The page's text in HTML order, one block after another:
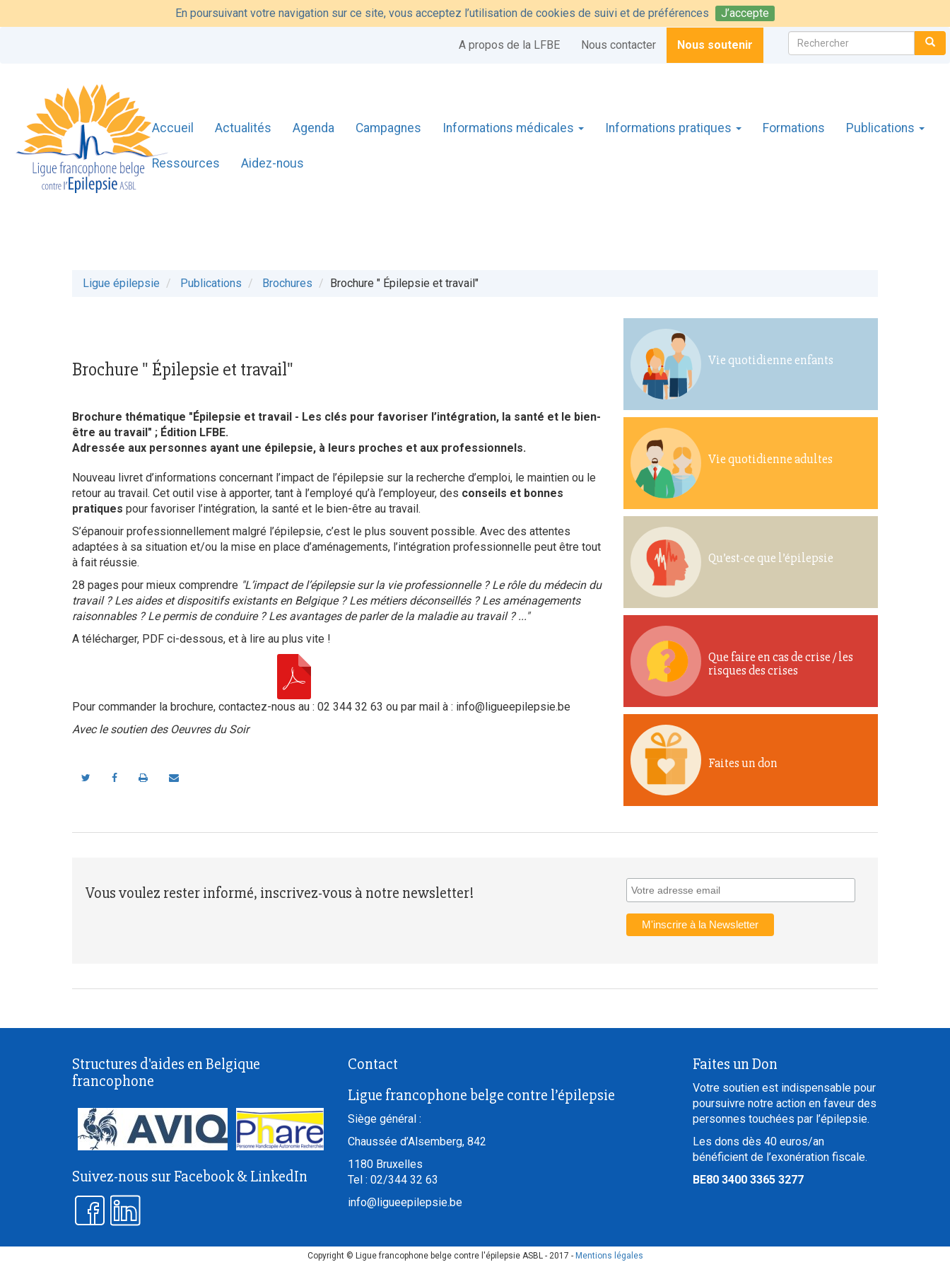
En poursuivant votre navigation sur ce site, vous acceptez l’utilisation de cookies de suivi et de préférences
J’accepte
Rechercher :
A propos de la LFBE Nous contacter Nous soutenir
Accueil Actualités Agenda Campagnes Informations médicales Informations pratiques Formations Publications
Ressources Aidez-nous
Ligue épilepsie Publications Brochures Brochure " Épilepsie et travail"
Brochure " Épilepsie et travail"
Brochure thématique "Épilepsie et travail - Les clés pour favoriser l’intégration, la santé et le bien-
être au travail" ; Édition LFBE.
Adressée aux personnes ayant une épilepsie, à leurs proches et aux professionnels.
Nouveau livret d’informations concernant l’impact de l’épilepsie sur la recherche d’emploi, le maintien ou le
retour au travail. Cet outil vise à apporter, tant à l’employé qu’à l’employeur, des conseils et bonnes
pratiques pour favoriser l’intégration, la santé et le bien-être au travail.
S’épanouir professionnellement malgré l’épilepsie, c’est le plus souvent possible. Avec des attentes
adaptées à sa situation et/ou la mise en place d’aménagements, l’intégration professionnelle peut être tout
à fait réussie.
28 pages pour mieux comprendre "L’impact de l’épilepsie sur la vie professionnelle ? Le rôle du médecin du
travail ? Les aides et dispositifs existants en Belgique ? Les métiers déconseillés ? Les aménagements
raisonnables ? Le permis de conduire ? Les avantages de parler de la maladie au travail ? ..."
A télécharger, PDF ci-dessous, et à lire au plus vite !
Pour commander la brochure, contactez-nous au : 02 344 32 63 ou par mail à : info@ligueepilepsie.be
Avec le soutien des Oeuvres du Soir
Vie quotidienne enfants
Vie quotidienne adultes
Qu’est-ce que l’épilepsie
Que faire en cas de crise / les
risques des crises
Faites un don
Vous voulez rester informé, inscrivez-vous à notre newsletter!
Structures d'aides en Belgique
francophone
Suivez-nous sur Facebook & LinkedIn
Contact
Ligue francophone belge contre l’épilepsie
Siège général :
Chaussée d’Alsemberg, 842
1180 Bruxelles
Tel : 02/344 32 63
info@ligueepilepsie.be
Faites un Don
Votre soutien est indispensable pour
poursuivre notre action en faveur des
personnes touchées par l’épilepsie.
Les dons dès 40 euros/an
bénéficient de l’exonération fiscale.
BE80 3400 3365 3277
Copyright © Ligue francophone belge contre l'épilepsie ASBL - 2017 - Mentions légales